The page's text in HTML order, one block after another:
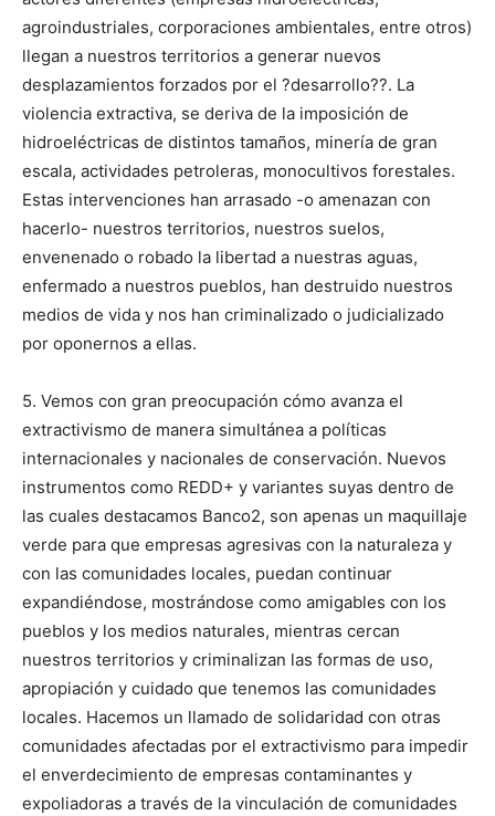
agroindustriales, corporaciones ambientales, entre otros)
llegan a nuestros territorios a generar nuevos
desplazamientos forzados por el ?desarrollo??. La
violencia extractiva, se deriva de la imposición de
hidroeléctricas de distintos tamaños, minería de gran
escala, actividades petroleras, monocultivos forestales.
Estas intervenciones han arrasado -o amenazan con
hacerlo- nuestros territorios, nuestros suelos,
envenenado o robado la libertad a nuestras aguas,
enfermado a nuestros pueblos, han destruido nuestros
medios de vida y nos han criminalizado o judicializado
por oponernos a ellas.
5. Vemos con gran preocupación cómo avanza el
extractivismo de manera simultánea a políticas
internacionales y nacionales de conservación. Nuevos
instrumentos como REDD+ y variantes suyas dentro de
las cuales destacamos Banco2, son apenas un maquillaje
verde para que empresas agresivas con la naturaleza y
con las comunidades locales, puedan continuar
expandiéndose, mostrándose como amigables con los
pueblos y los medios naturales, mientras cercan
nuestros territorios y criminalizan las formas de uso,
apropiación y cuidado que tenemos las comunidades
locales. Hacemos un llamado de solidaridad con otras
comunidades afectadas por el extractivismo para impedir
el enverdecimiento de empresas contaminantes y
expoliadoras a través de la vinculación de comunidades